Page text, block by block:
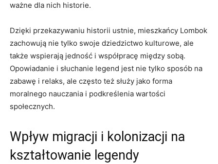
⁢ważne dla nich historie.
Dzięki przekazywaniu historii ⁢ustnie, ​mieszkańcy Lombok‌
zachowują nie tylko swoje dziedzictwo ​kulturowe, ‌ale
także wspierają ⁤jedność i współpracę ‍między⁢ sobą.
Opowiadanie i słuchanie legend jest nie tylko ⁤sposób na
zabawę ⁢i relaks, ale często też służy jako forma
moralnego nauczania ⁣i ⁢podkreślenia wartości​
społecznych.
Wpływ migracji ‍i kolonizacji na
kształtowanie legendy